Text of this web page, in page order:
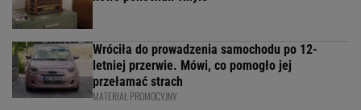
Wróciła do prowadzenia samochodu po 12-
letniej przerwie. Mówi, co pomogło jej
przełamać strach
MATERIAŁ PROMOCYJNY